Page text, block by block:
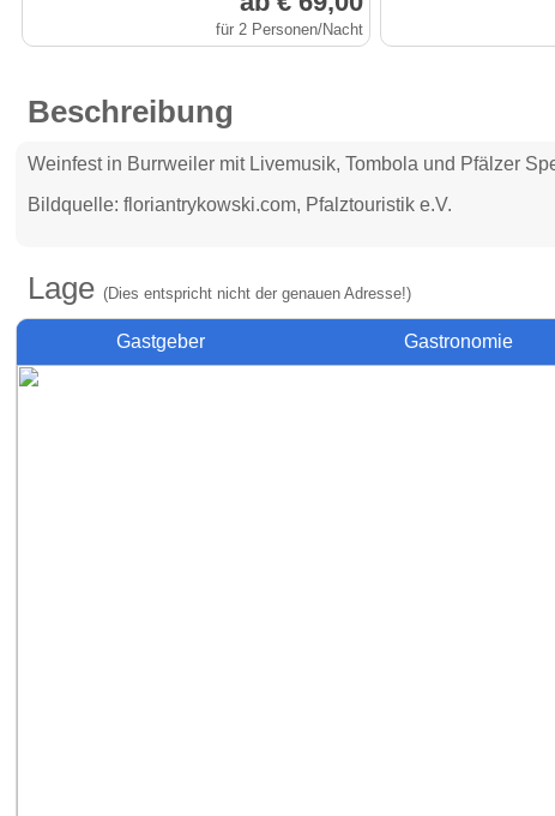
für 2 Personen/Nacht
Beschreibung
Weinfest in Burrweiler mit Livemusik, Tombola und Pfälzer
Bildquelle: floriantrykowski.com, Pfalztouristik e.V.
Lage(Dies entspricht nicht der genauen Adresse!)
Gastgeber Gastronomie